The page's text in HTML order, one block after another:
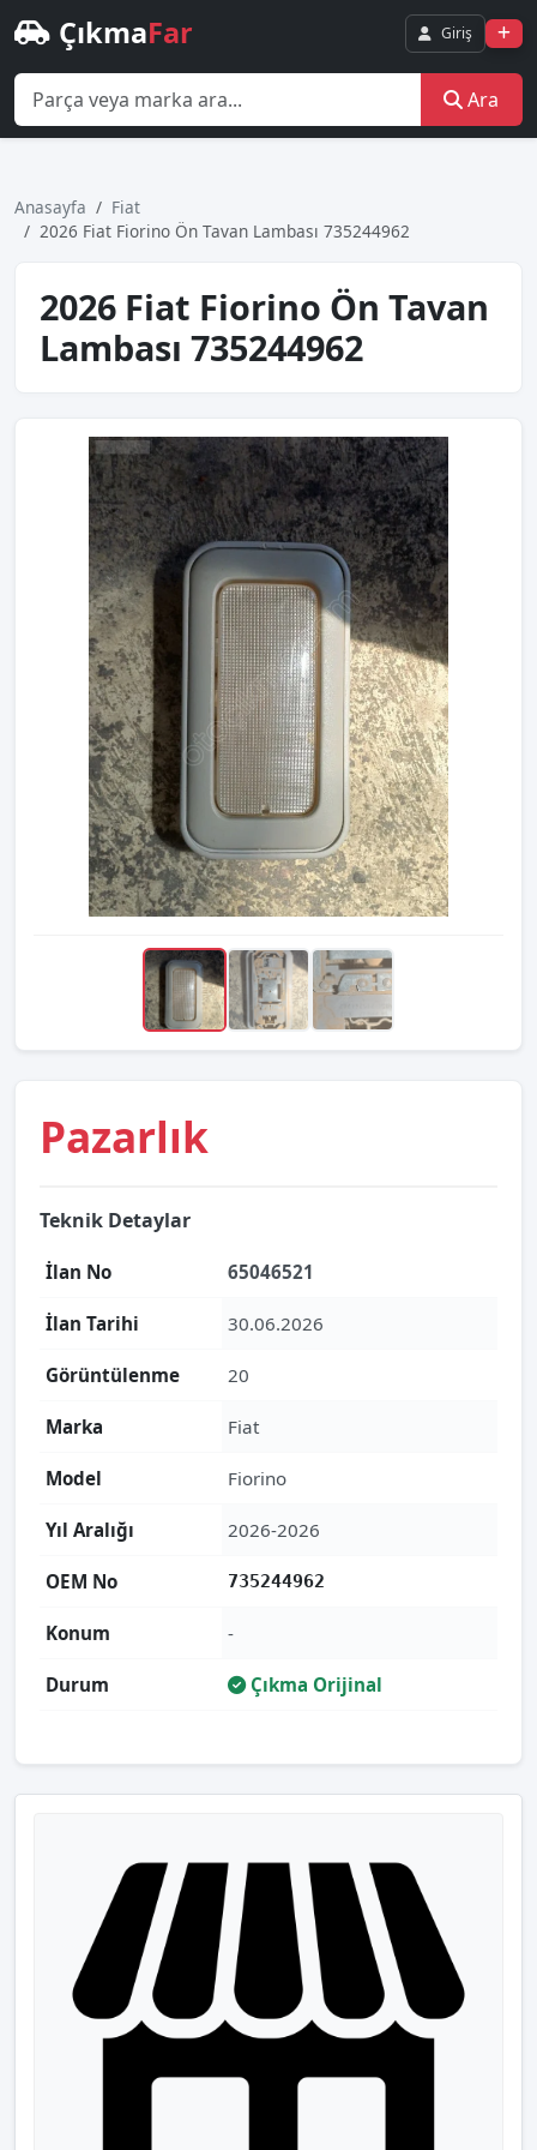
ÇıkmaFar Giriş
Ara
Anasayfa
Fiat
2026 Fiat Fiorino Ön Tavan Lambası 735244962
2026 Fiat Fiorino Ön Tavan
Lambası 735244962
Pazarlık
Teknik Detaylar
İlan No 65046521
İlan Tarihi 30.06.2026
Görüntülenme 20
Marka Fiat
Model Fiorino
Yıl Aralığı 2026-2026
OEM No 735244962
Konum -
Durum Çıkma Orijinal